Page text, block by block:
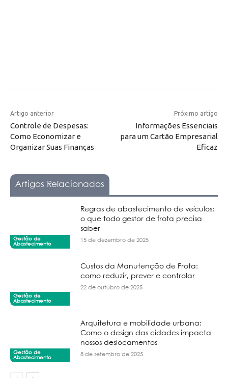
Artigo anterior
Controle de Despesas:
Como Economizar e
Organizar Suas Finanças
Próximo artigo
Informações Essenciais
para um Cartão Empresarial
Eficaz
Artigos Relacionados
Gestão de
Abastecimento
Regras de abastecimento de veículos:
o que todo gestor de frota precisa
saber
15 de dezembro de 2025
Gestão de
Abastecimento
Custos da Manutenção de Frota:
como reduzir, prever e controlar
22 de outubro de 2025
Gestão de
Abastecimento
Arquitetura e mobilidade urbana:
Como o design das cidades impacta
nossos deslocamentos
8 de setembro de 2025